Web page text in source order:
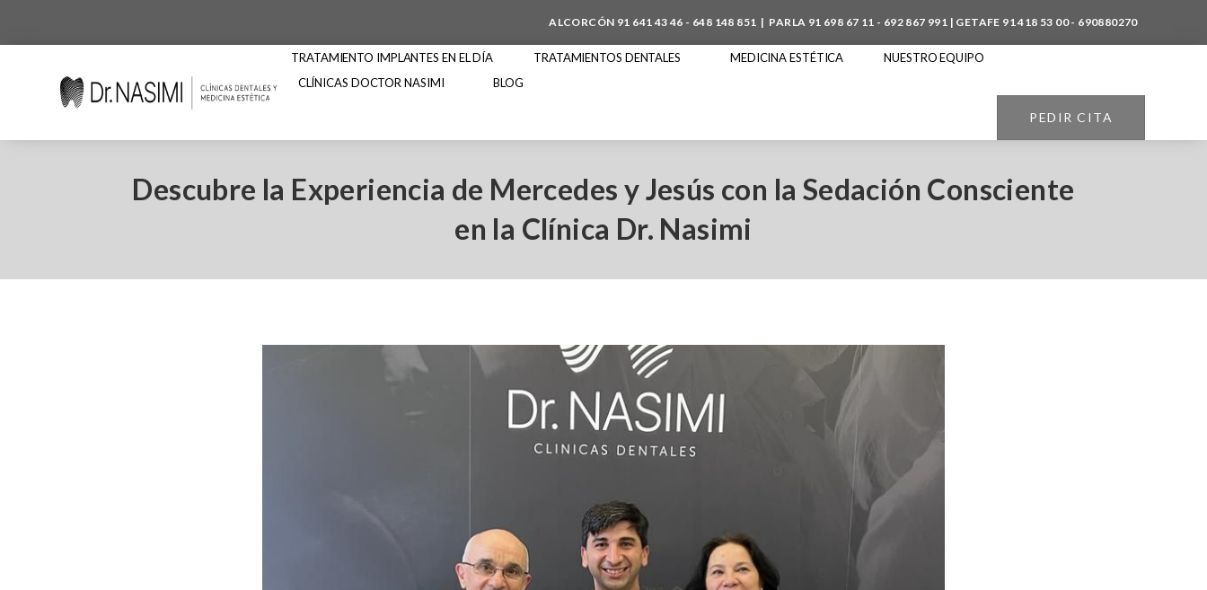
ALCORCÓN 91 641 43 46 - 648 148 851 | PARLA 91 698 67 11 - 692 867 991 | GETAFE 91 418 53 00- 690880270
TRATAMIENTO IMPLANTES EN EL DÍA TRATAMIENTOS DENTALES MEDICINA ESTÉTICA
NUESTRO EQUIPO
CLÍNICAS DOCTOR NASIMI
BLOG
PEDIR CITA
Descubre la Experiencia de Mercedes y Jesús con la Sedación Consciente
en la Clínica Dr. Nasimi